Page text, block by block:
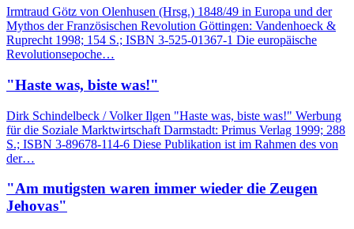
Irmtraud Götz von Olenhusen (Hrsg.) 1848/49 in Europa und der
Mythos der Französischen Revolution Göttingen: Vandenhoeck &
Ruprecht 1998; 154 S.; ISBN 3-525-01367-1 Die europäische
Revolutionsepoche…
"Haste was, biste was!"
Dirk Schindelbeck / Volker Ilgen "Haste was, biste was!" Werbung
für die Soziale Marktwirtschaft Darmstadt: Primus Verlag 1999; 288
S.; ISBN 3-89678-114-6 Diese Publikation ist im Rahmen des von
der…
"Am mutigsten waren immer wieder die Zeugen
Jehovas"